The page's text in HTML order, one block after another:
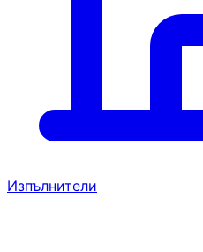
Изпълнители